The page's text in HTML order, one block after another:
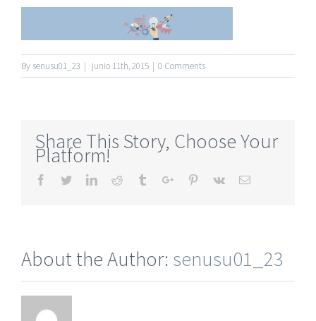
By senusu01_23 | junio 11th, 2015 | 0 Comments
Share This Story, Choose Your
Platform!
Facebook
TwitterLinkedinReddit TumblrGoogle+Pinterest
Vk Email
About the Author: senusu01_23